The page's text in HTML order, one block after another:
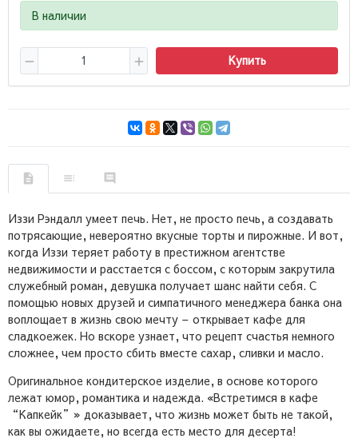
В наличии
Купить
Иззи Рэндалл умеет печь. Нет, не просто печь, а создавать
потрясающие, невероятно вкусные торты и пирожные. И вот,
когда Иззи теряет работу в престижном агентстве
недвижимости и расстается с боссом, с которым закрутила
служебный роман, девушка получает шанс найти себя. С
помощью новых друзей и симпатичного менеджера банка она
воплощает в жизнь свою мечту – открывает кафе для
сладкоежек. Но вскоре узнает, что рецепт счастья немного
сложнее, чем просто сбить вместе сахар, сливки и масло.
Оригинальное кондитерское изделие, в основе которого
лежат юмор, романтика и надежда. «Встретимся в кафе
“Капкейк”» доказывает, что жизнь может быть не такой,
как вы ожидаете, но всегда есть место для десерта!